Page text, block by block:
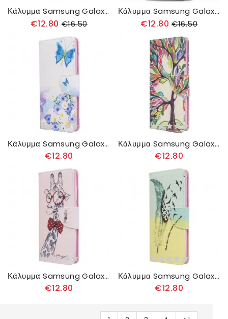
Κάλυμμα Samsung Galaxy A51 Μαγεμένες Πεταλούδες
€12.80 €16.50
Κάλυμμα Samsung Galaxy A51 Μεσαιωνική Μάνταλα
€12.80 €16.50
Κάλυμμα Samsung Galaxy A51 Ζωγραφισμένες Πεταλούδες Και Λουλούδια
€12.80
Κάλυμμα Samsung Galaxy A51 Έγχρωμο Δέντρο
€12.80
Κάλυμμα Samsung Galaxy A51 Εξυπνάδα Καμηλοπάρδαλη
€12.80
Κάλυμμα Samsung Galaxy A51 Μάθετε Να Πετάτε
€12.80